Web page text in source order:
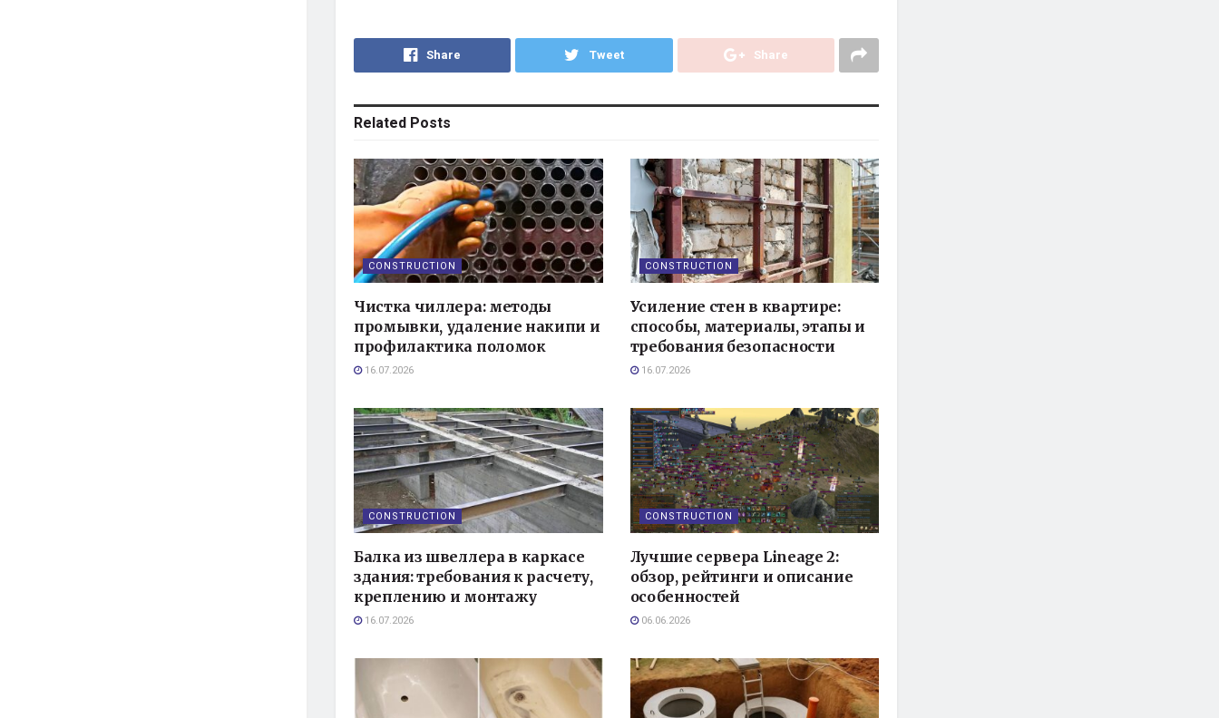
Share Tweet Share
Related Posts
CONSTRUCTION
Чистка чиллера: методы
промывки, удаление накипи и
профилактика поломок
16.07.2026
CONSTRUCTION
Усиление стен в квартире:
способы, материалы, этапы и
требования безопасности
16.07.2026
CONSTRUCTION
Балка из швеллера в каркасе
здания: требования к расчету,
креплению и монтажу
16.07.2026
CONSTRUCTION
Лучшие сервера Lineage 2:
обзор, рейтинги и описание
особенностей
06.06.2026